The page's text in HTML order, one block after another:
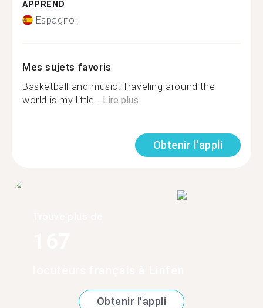
APPREND
Espagnol
Mes sujets favoris
Basketball and music! Traveling around the
world is my little... Lire plus
Obtenir l'appli
Obtenir l'appli